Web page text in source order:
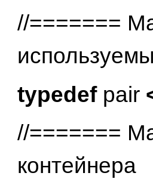
//=======
typedef pair
//=======
контейнера